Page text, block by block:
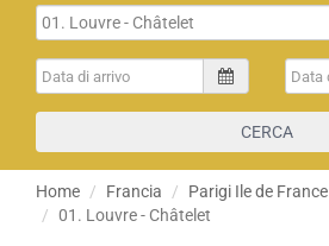
CERCA
Home Francia Parigi Ile de France
01. Louvre - Châtelet